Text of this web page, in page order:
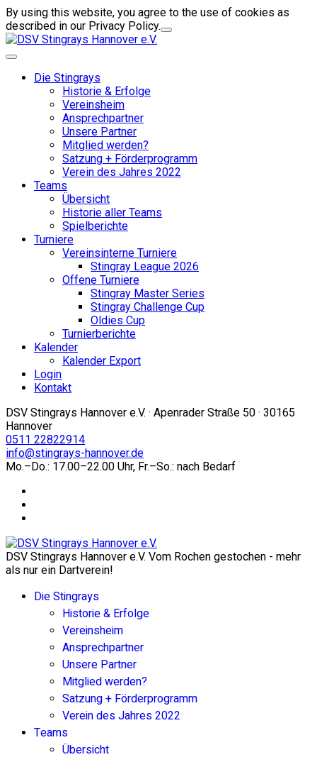
By using this website, you agree to the use of cookies as
described in our Privacy Policy.
Die Stingrays
Historie & Erfolge
Vereinsheim
Ansprechpartner
Unsere Partner
Mitglied werden?
Satzung + Förderprogramm
Verein des Jahres 2022
Teams
Übersicht
Historie aller Teams
Spielberichte
Turniere
Vereinsinterne Turniere
Stingray League 2026
Offene Turniere
Stingray Master Series
Stingray Challenge Cup
Oldies Cup
Turnierberichte
Kalender
Kalender Export
Login
Kontakt
DSV Stingrays Hannover e.V. · Apenrader Straße 50 · 30165
Hannover
0511 22822914
info@stingrays-hannover.de
Mo.–Do.: 17.00–22.00 Uhr, Fr.–So.: nach Bedarf
DSV Stingrays Hannover e.V. Vom Rochen gestochen - mehr
als nur ein Dartverein!
Die Stingrays
Historie & Erfolge
Vereinsheim
Ansprechpartner
Unsere Partner
Mitglied werden?
Satzung + Förderprogramm
Verein des Jahres 2022
Teams
Übersicht